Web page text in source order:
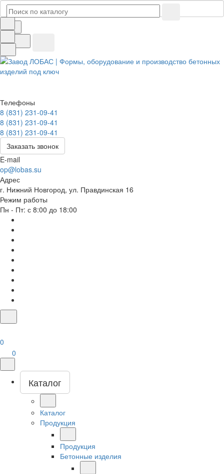
Телефоны
8 (831) 231-09-41
8 (831) 231-09-41
8 (831) 231-09-41
Заказать звонок
E-mail
op@lobas.su
Адрес
г. Нижний Новгород, ул. Правдинская 16
Режим работы
Пн - Пт: с 8:00 до 18:00
0
0
Каталог
Каталог
Продукция
Продукция
Бетонные изделия